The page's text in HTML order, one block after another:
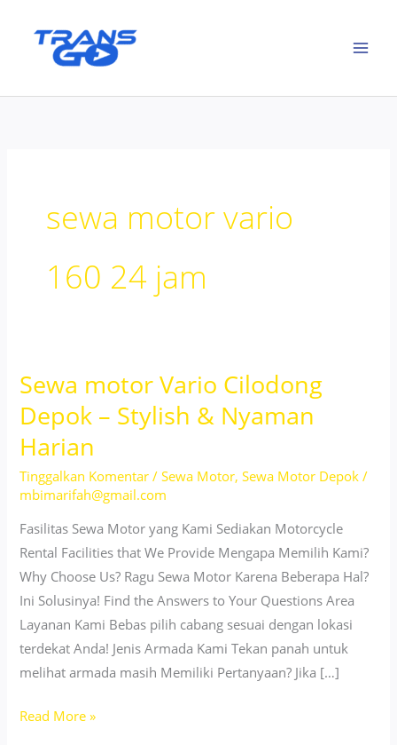
sewa motor vario
160 24 jam
Sewa motor Vario Cilodong
Depok – Stylish & Nyaman
Harian
Tinggalkan Komentar /Sewa Motor,Sewa Motor Depok /
mbimarifah@gmail.com
Fasilitas Sewa Motor yang Kami Sediakan Motorcycle
Rental Facilities that We Provide Mengapa Memilih Kami?
Why Choose Us? Ragu Sewa Motor Karena Beberapa Hal?
Ini Solusinya! Find the Answers to Your Questions Area
Layanan Kami Bebas pilih cabang sesuai dengan lokasi
terdekat Anda! Jenis Armada Kami Tekan panah untuk
melihat armada masih Memiliki Pertanyaan? Jika […]
Sewa
Read More »